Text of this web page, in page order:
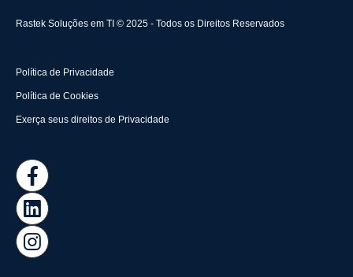
Rastek Soluções em TI © 2025 - Todos os Direitos Reservados
Política de Privacidade
Política de Cookies
Exerça seus direitos de Privacidade